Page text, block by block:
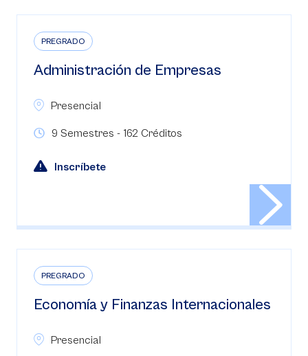
PREGRADO
Administración de Empresas
Presencial
9 Semestres - 162 Créditos
Inscríbete
PREGRADO
Economía y Finanzas Internacionales
Presencial